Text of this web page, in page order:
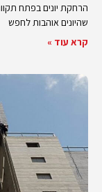
הרחקת יונים בפתח
שהיונים אוהבות לחפש
קרא עוד »